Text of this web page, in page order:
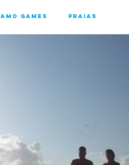
Amo Games Praias